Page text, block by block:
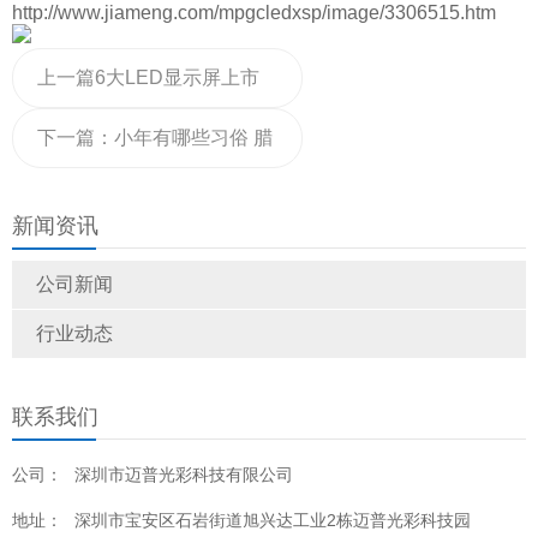
新闻资讯
公司新闻
行业动态
联系我们
公司： 深圳市迈普光彩科技有限公司
地址： 深圳市宝安区石岩街道旭兴达工业2栋迈普光彩科技园
http://www.jiameng.com/mpgcledxsp/image/3306515.htm
上一篇6大LED显示屏上市
企业2020年业绩预告汇总
下一篇： 小年有哪些习俗 腊
俗有哪些呢？